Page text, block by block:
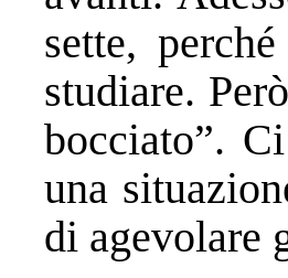
sette,
studiare.
bocciato”.
una
di agevolare